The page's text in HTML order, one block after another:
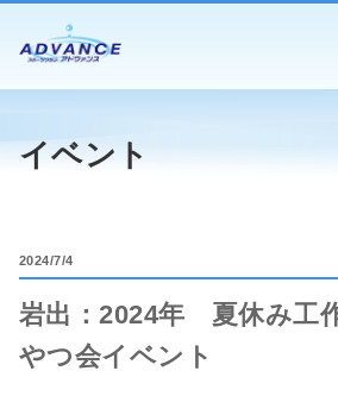
イベント
2024 7/4
岩出：2024年 夏休み工
やつ会イベント